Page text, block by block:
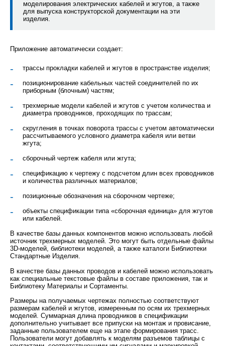
моделирования электрических кабелей и жгутов, а также
для выпуска конструкторской документации на эти
изделия.
Приложение автоматически создает:
трассы прокладки кабелей и жгутов в пространстве изделия;
позиционирование кабельных частей соединителей по их
приборным (блочным) частям;
трехмерные модели кабелей и жгутов с учетом количества и
диаметра проводников, проходящих по трассам;
скругления в точках поворота трассы с учетом автоматически
рассчитываемого условного диаметра кабеля или ветви
жгута;
сборочный чертеж кабеля или жгута;
спецификацию к чертежу с подсчетом длин всех проводников
и количества различных материалов;
позиционные обозначения на сборочном чертеже;
объекты спецификации типа «сборочная единица» для жгутов
или кабелей.
В качестве базы данных компонентов можно использовать любой
источник трехмерных моделей. Это могут быть отдельные файлы
3D-моделей, библиотеки моделей, а также каталоги Библиотеки
Стандартные Изделия.
В качестве базы данных проводов и кабелей можно использовать
как специальные текстовые файлы в составе приложения, так и
Библиотеку Материалы и Сортаменты.
Размеры на получаемых чертежах полностью соответствуют
размерам кабелей и жгутов, измеренным по осям их трехмерных
моделей. Суммарная длина проводников в спецификации
дополнительно учитывает все припуски на монтаж и провисание,
заданные пользователем еще на этапе формирования трасс.
Пользователи могут добавлять к моделям разъемов таблицы с